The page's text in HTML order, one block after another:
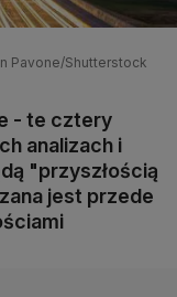
Pavone/Shutterstock
- te cztery
analizach i
"przyszłością
jest przede